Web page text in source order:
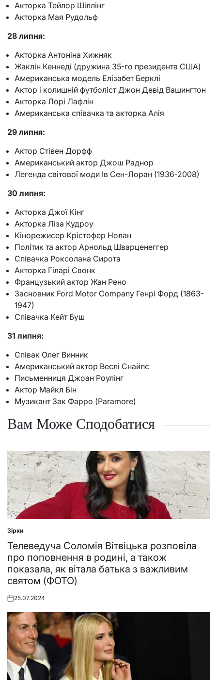
Акторка Тейлор Шіллінг
Акторка Мая Рудольф
28 липня:
Акторка Антоніна Хижняк
Жаклін Кеннеді (дружина 35-го президента США)
Американська модель Елізабет Берклі
Актор і колишній футболіст Джон Девід Вашингтон
Акторка Лорі Лафлін
Американська співачка та акторка Алія
29 липня:
Актор Стівен Дорфф
Американський актор Джош Раднор
Легенда світової моди Ів Сен-Лоран (1936-2008)
30 липня:
Акторка Джої Кінг
Акторка Ліза Кудроу
Кінорежисер Крістофер Нолан
Політик та актор Арнольд Шварценеггер
Співачка Роксолана Сирота
Акторка Гіларі Свонк
Французький актор Жан Рено
Засновник Ford Motor Company Генрі Форд (1863-
1947)
Співачка Кейт Буш
31 липня:
Співак Олег Винник
Американський актор Веслі Снайпс
Письменниця Джоан Роулінг
Актор Майкл Бін
Музикант Зак Фарро (Paramore)
Вам Може Сподобатися
Posted
in
Зірки
Телеведуча Соломія Вітвіцька розповіла
про поповнення в родині, а також
показала, як вітала батька з важливим
святом (ФОТО)
Posted
25.07.2024